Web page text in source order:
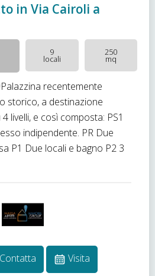
in Via Cairoli a
9
locali
250
mq
recentemente
storico, a destinazione
livelli, e così composta: PS1
indipendente. PR Due
P1 Due locali e bagno P2 3
Contatta Visita